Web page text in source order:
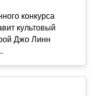
конкурса
культовый
Джо Линн